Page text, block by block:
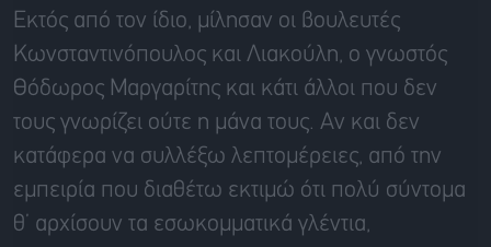
Εκτός από τον ίδιο, μίλησαν οι βουλευτές
Κωνσταντινόπουλος και Λιακούλη, ο γνωστός
Θόδωρος Μαργαρίτης και κάτι άλλοι που δεν
τους γνωρίζει ούτε η μάνα τους. Αν και δεν
κατάφερα να συλλέξω λεπτομέρειες, από την
εμπειρία που διαθέτω εκτιμώ ότι πολύ σύντομα
θ’ αρχίσουν τα εσωκομματικά γλέντια,